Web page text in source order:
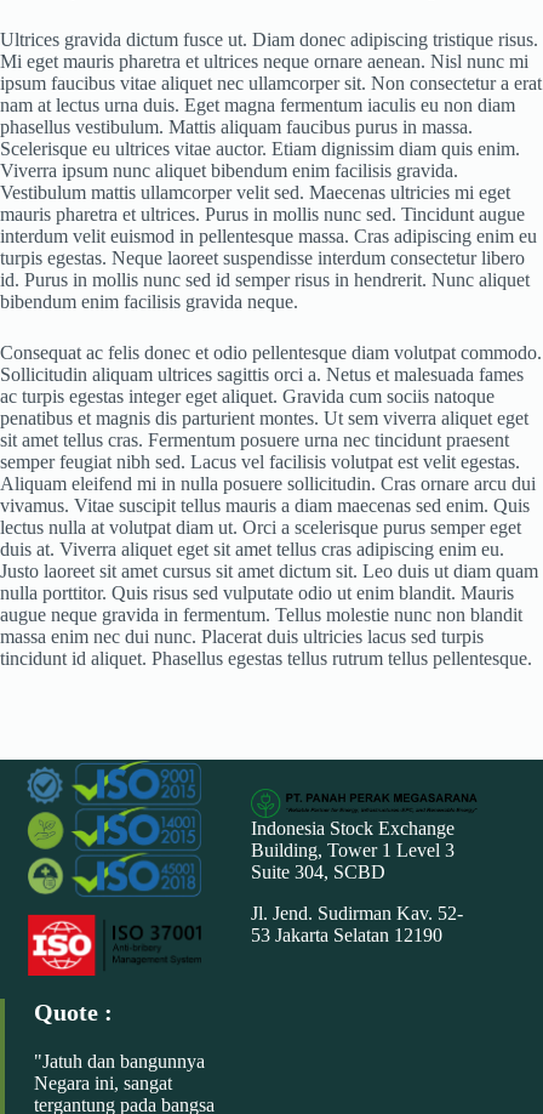
Ultrices gravida dictum fusce ut. Diam donec adipiscing tristique risus.
Mi eget mauris pharetra et ultrices neque ornare aenean. Nisl nunc mi
ipsum faucibus vitae aliquet nec ullamcorper sit. Non consectetur a erat
nam at lectus urna duis. Eget magna fermentum iaculis eu non diam
phasellus vestibulum. Mattis aliquam faucibus purus in massa.
Scelerisque eu ultrices vitae auctor. Etiam dignissim diam quis enim.
Viverra ipsum nunc aliquet bibendum enim facilisis gravida.
Vestibulum mattis ullamcorper velit sed. Maecenas ultricies mi eget
mauris pharetra et ultrices. Purus in mollis nunc sed. Tincidunt augue
interdum velit euismod in pellentesque massa. Cras adipiscing enim eu
turpis egestas. Neque laoreet suspendisse interdum consectetur libero
id. Purus in mollis nunc sed id semper risus in hendrerit. Nunc aliquet
bibendum enim facilisis gravida neque.
Consequat ac felis donec et odio pellentesque diam volutpat commodo.
Sollicitudin aliquam ultrices sagittis orci a. Netus et malesuada fames
ac turpis egestas integer eget aliquet. Gravida cum sociis natoque
penatibus et magnis dis parturient montes. Ut sem viverra aliquet eget
sit amet tellus cras. Fermentum posuere urna nec tincidunt praesent
semper feugiat nibh sed. Lacus vel facilisis volutpat est velit egestas.
Aliquam eleifend mi in nulla posuere sollicitudin. Cras ornare arcu dui
vivamus. Vitae suscipit tellus mauris a diam maecenas sed enim. Quis
lectus nulla at volutpat diam ut. Orci a scelerisque purus semper eget
duis at. Viverra aliquet eget sit amet tellus cras adipiscing enim eu.
Justo laoreet sit amet cursus sit amet dictum sit. Leo duis ut diam quam
nulla porttitor. Quis risus sed vulputate odio ut enim blandit. Mauris
augue neque gravida in fermentum. Tellus molestie nunc non blandit
massa enim nec dui nunc. Placerat duis ultricies lacus sed turpis
tincidunt id aliquet. Phasellus egestas tellus rutrum tellus pellentesque.
Indonesia Stock Exchange
Building, Tower 1 Level 3
Suite 304, SCBD
Jl. Jend. Sudirman Kav. 52-
53 Jakarta Selatan 12190
Quote :
"Jatuh dan bangunnya
Negara ini, sangat
tergantung pada bangsa